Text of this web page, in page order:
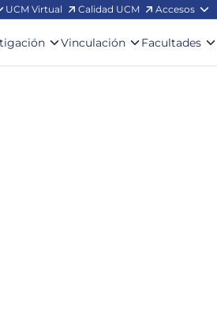
UCM Virtual Calidad UCM Accesos
Vinculación Facultades